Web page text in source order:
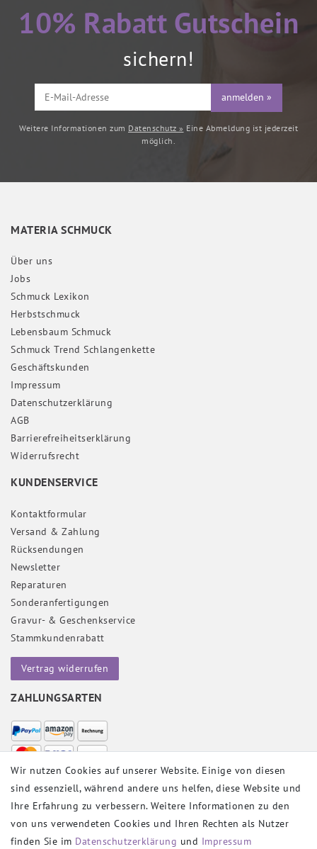
10% Rabatt Gutschein
sichern!
anmelden »
Weitere Informationen zum Datenschutz » Eine Abmeldung ist jederzeit
möglich.
MATERIA SCHMUCK
Über uns
Jobs
Schmuck Lexikon
Herbstschmuck
Lebensbaum Schmuck
Schmuck Trend Schlangenkette
Geschäftskunden
Impressum
Daten­schutz­erklärung
AGB
Barrierefreiheitserklärung
Widerrufs­recht
KUNDENSERVICE
Kontaktformular
Versand & Zahlung
Rücksendungen
Newsletter
Reparaturen
Sonderanfertigungen
Gravur- & Geschenkservice
Stammkundenrabatt
Vertrag widerrufen
ZAHLUNGSARTEN
VERSANDPARTNER
Wir nutzen Cookies auf unserer Website. Einige von diesen
sind essenziell, während andere uns helfen, diese Website und
Ihre Erfahrung zu verbessern. Weitere Informationen zu den
von uns verwendeten Cookies und Ihren Rechten als Nutzer
finden Sie im Daten­schutz­erklärung und Impressum